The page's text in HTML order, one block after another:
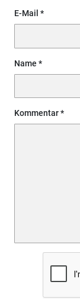
E-Mail
Name
Kommentar